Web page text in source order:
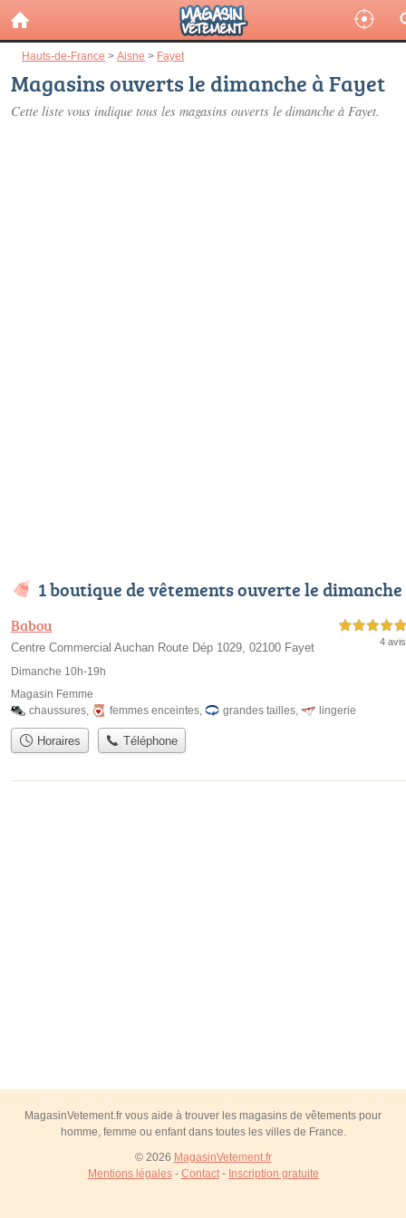
Hauts-de-France > Aisne > Fayet
Magasins ouverts le dimanche à Fayet
Cette liste vous indique tous les magasins ouverts le dimanche à Fayet.
1 boutique de vêtements ouverte le dimanche
Babou
Centre Commercial Auchan Route Dép 1029, 02100 Fayet
Dimanche 10h-19h
5,0 étoiles sur 5
4 avis
Magasin Femme
chaussures, femmes enceintes, grandes tailles, lingerie
Horaires Téléphone
MagasinVetement.fr vous aide à trouver les magasins de vêtements pour
homme, femme ou enfant dans toutes les villes de France.
© 2026 MagasinVetement.fr
Mentions légales- Contact- Inscription gratuite